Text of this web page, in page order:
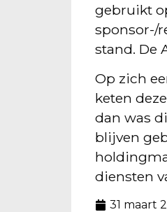
gebruikt
sponsor-/
stand. De
Op zich
keten
dan was
blijven
diensten
31 maart